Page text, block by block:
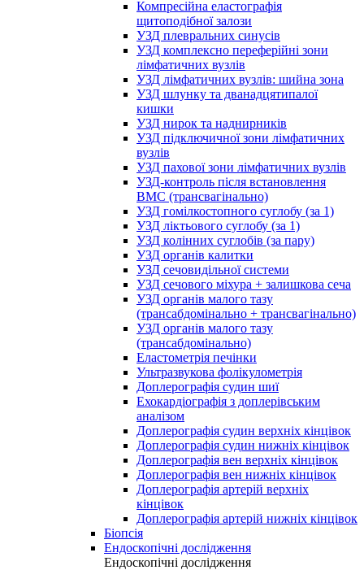
Компресійна еластографія
щитоподібної залози
УЗД плевральних синусів
УЗД комплексно переферійні зони
лімфатичних вузлів
УЗД лімфатичних вузлів: шийна зона
УЗД шлунку та дванадцятипалої
кишки
УЗД нирок та наднирників
УЗД підключичної зони лімфатичних
вузлів
УЗД пахової зони лімфатичних вузлів
УЗД-контроль після встановлення
ВМС (трансвагінально)
УЗД гомілкостопного суглобу (за 1)
УЗД ліктьового суглобу (за 1)
УЗД колінних суглобів (за пару)
УЗД органів калитки
УЗД сечовидільної системи
УЗД сечового міхура + залишкова сеча
УЗД органів малого тазу
(трансабдомінально + трансвагінально)
УЗД органів малого тазу
(трансабдомінально)
Еластометрія печінки
Ультразвукова фолікулометрія
Доплерографія судин шиї
Ехокардіографія з доплерівським
аналізом
Доплерографія судин верхніх кінцівок
Доплерографія судин нижніх кінцівок
Доплерографія вен верхніх кінцівок
Доплерографія вен нижніх кінцівок
Доплерографія артерій верхніх
кінцівок
Доплерографія артерій нижніх кінцівок
Біопсія
Ендоскопічні дослідження
Ендоскопічні дослідження